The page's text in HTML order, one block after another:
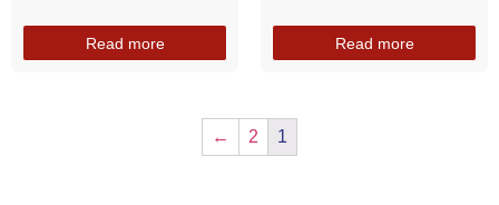
Read more
Read more
1
2
←